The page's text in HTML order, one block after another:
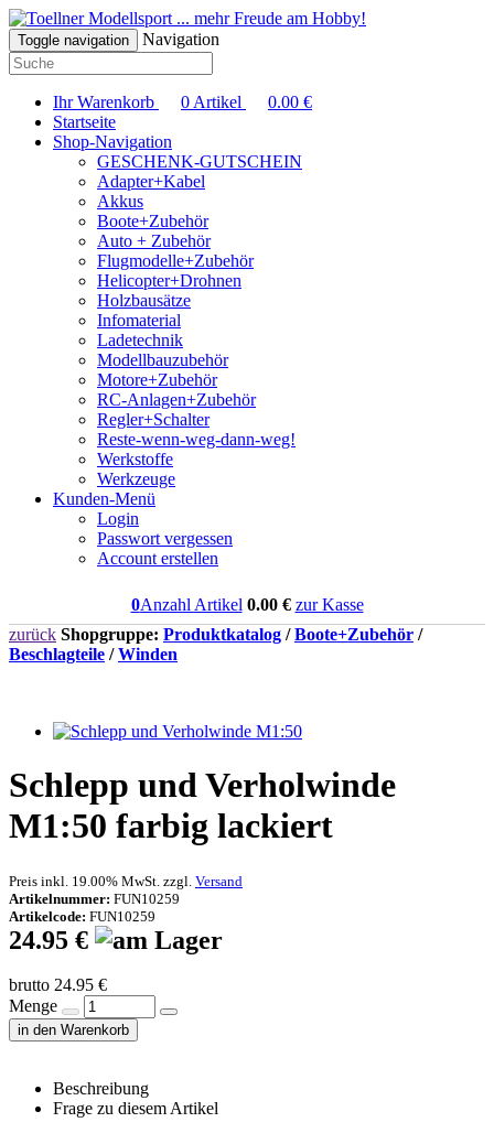
... mehr Freude am Hobby!
Toggle navigation Navigation
Ihr Warenkorb 0 Artikel 0.00 €
Startseite
Shop-Navigation
GESCHENK-GUTSCHEIN
Adapter+Kabel
Akkus
Boote+Zubehör
Auto + Zubehör
Flugmodelle+Zubehör
Helicopter+Drohnen
Holzbausätze
Infomaterial
Ladetechnik
Modellbauzubehör
Motore+Zubehör
RC-Anlagen+Zubehör
Regler+Schalter
Reste-wenn-weg-dann-weg!
Werkstoffe
Werkzeuge
Kunden-Menü
Login
Passwort vergessen
Account erstellen
0Anzahl Artikel 0.00€ zur Kasse
zurück Shopgruppe: Produktkatalog /Boote+Zubehör /
Beschlagteile /Winden
Schlepp und Verholwinde
M1:50 farbig lackiert
Preis inkl. 19.00% MwSt. zzgl. Versand
Artikelnummer: FUN10259
Artikelcode: FUN10259
24.95 €
brutto 24.95 €
Menge
in den Warenkorb
Beschreibung
Frage zu diesem Artikel